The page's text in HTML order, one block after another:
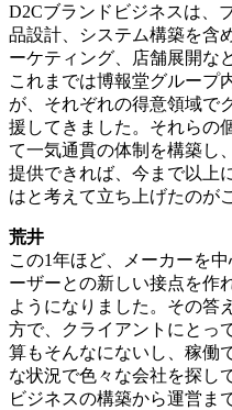
D2Cブランドビジネスは、
品設計、システム構築を含
ーケティング、店舗展開な
これまでは博報堂グループ
が、それぞれの得意領域で
援してきました。それらの
て一気通貫の体制を構築し
提供できれば、今まで以上
はと考えて立ち上げたのが
荒井
この1年ほど、メーカーを
ーザーとの新しい接点を作
ようになりました。その答
方で、クライアントにとっ
算もそんなにないし、稼働
な状況で色々な会社を探し
ビジネスの構築から運営ま